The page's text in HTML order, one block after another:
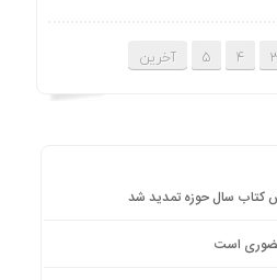
4
5 آخرین
کتاب سال حوزه تمدید شد
است